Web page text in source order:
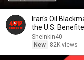
Iran's Oil
the U.S.
Sheinkin40
New
82K views